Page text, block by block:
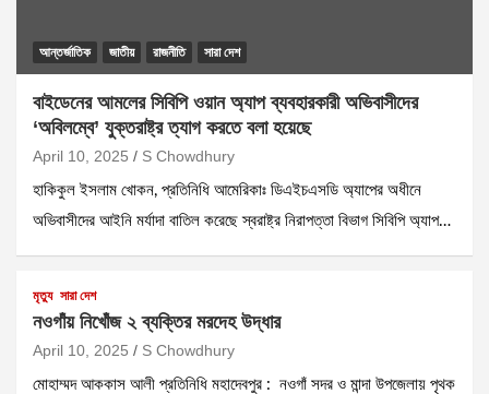
আন্তর্জাতিক জাতীয় রাজনীতি সারা দেশ
বাইডেনের আমলের সিবিপি ওয়ান অ্যাপ ব্যবহারকারী অভিবাসীদের
‘অবিলম্বে’ যুক্তরাষ্ট্র ত্যাগ করতে বলা হয়েছে
April 10, 2025 S Chowdhury
হাকিকুল ইসলাম খোকন, প্রতিনিধি আমেরিকাঃ ডিএইচএসডি অ্যাপের অধীনে
অভিবাসীদের আইনি মর্যাদা বাতিল করেছে স্বরাষ্ট্র নিরাপত্তা বিভাগ সিবিপি অ্যাপ…
মৃত্যু সারা দেশ
নওগাঁয় নিখোঁজ ২ ব্যক্তির মরদেহ উদ্ধার
April 10, 2025 S Chowdhury
মোহাম্মদ আককাস আলী প্রতিনিধি মহাদেবপুর : নওগাঁ সদর ও মান্দা উপজেলায় পৃথক